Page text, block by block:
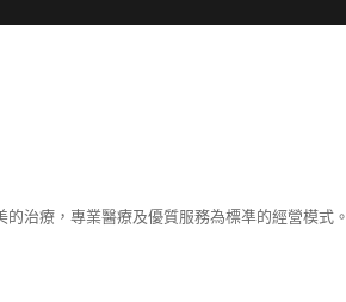
治療，專業醫療及優質服務為標凖的經營模式。